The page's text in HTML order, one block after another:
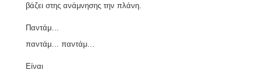
βάζει στης ανάμνησης την πλάνη.
Παντάμ…
παντάμ… παντάμ…
Είναι